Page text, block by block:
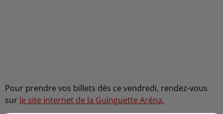
Pour prendre vos billets dès ce vendredi, rendez-vous
sur le site internet de la Guinguette Aréna.